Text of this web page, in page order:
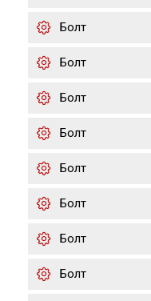
Болт
Болт
Болт
Болт
Болт
Болт
Болт
Болт